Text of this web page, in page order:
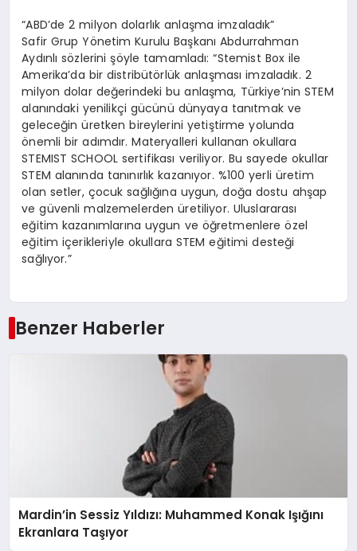
“ABD’de 2 milyon dolarlık anlaşma imzaladık”
Safir Grup Yönetim Kurulu Başkanı Abdurrahman
Aydınlı sözlerini şöyle tamamladı: “Stemist Box ile
Amerika’da bir distribütörlük anlaşması imzaladık. 2
milyon dolar değerindeki bu anlaşma, Türkiye’nin STEM
alanındaki yenilikçi gücünü dünyaya tanıtmak ve
geleceğin üretken bireylerini yetiştirme yolunda
önemli bir adımdır. Materyalleri kullanan okullara
STEMIST SCHOOL sertifikası veriliyor. Bu sayede okullar
STEM alanında tanınırlık kazanıyor. %100 yerli üretim
olan setler, çocuk sağlığına uygun, doğa dostu ahşap
ve güvenli malzemelerden üretiliyor. Uluslararası
eğitim kazanımlarına uygun ve öğretmenlere özel
eğitim içerikleriyle okullara STEM eğitimi desteği
sağlıyor.”
Benzer Haberler
Mardin’in Sessiz Yıldızı: Muhammed Konak Işığını
Ekranlara Taşıyor